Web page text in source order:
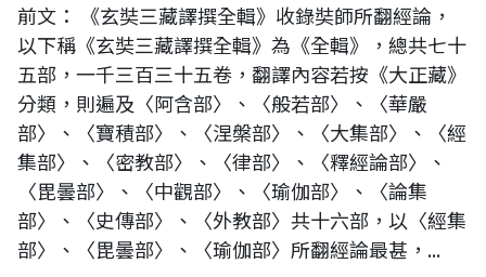
前文： 《玄奘三藏譯撰全輯》收錄奘師所翻經論，
以下稱《玄奘三藏譯撰全輯》為《全輯》，總共七十
五部，一千三百三十五卷，翻譯內容若按《大正藏》
分類，則遍及〈阿含部〉、〈般若部〉、〈華嚴
部〉、〈寶積部〉、〈涅槃部〉、〈大集部〉、〈經
集部〉、〈密教部〉、〈律部〉、〈釋經論部〉、
〈毘曇部〉、〈中觀部〉、〈瑜伽部〉、〈論集
部〉、〈史傳部〉、〈外教部〉共十六部，以〈經集
部〉、〈毘曇部〉、〈瑜伽部〉所翻經論最甚，...